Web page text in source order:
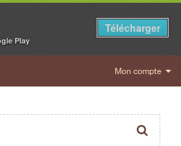
Mon compte
Play
Télécharger